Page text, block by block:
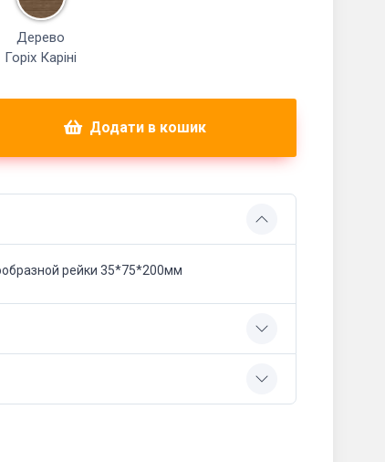
Дерево
Горіх Каріні
Додати в кошик
рейки 35*75*200мм